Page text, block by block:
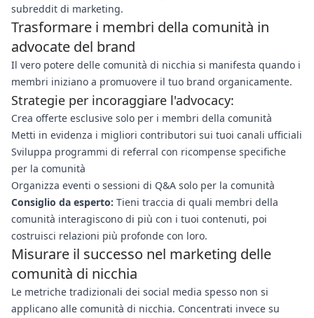
subreddit di marketing.
Trasformare i membri della comunità in
advocate del brand
Il vero potere delle comunità di nicchia si manifesta quando i
membri iniziano a promuovere il tuo brand organicamente.
Strategie per incoraggiare l'advocacy:
Crea offerte esclusive solo per i membri della comunità
Metti in evidenza i migliori contributori sui tuoi canali ufficiali
Sviluppa programmi di referral con ricompense specifiche
per la comunità
Organizza eventi o sessioni di Q&A solo per la comunità
Consiglio da esperto: Tieni traccia di quali membri della
comunità interagiscono di più con i tuoi contenuti, poi
costruisci relazioni più profonde con loro.
Misurare il successo nel marketing delle
comunità di nicchia
Le metriche tradizionali dei social media spesso non si
applicano alle comunità di nicchia. Concentrati invece su